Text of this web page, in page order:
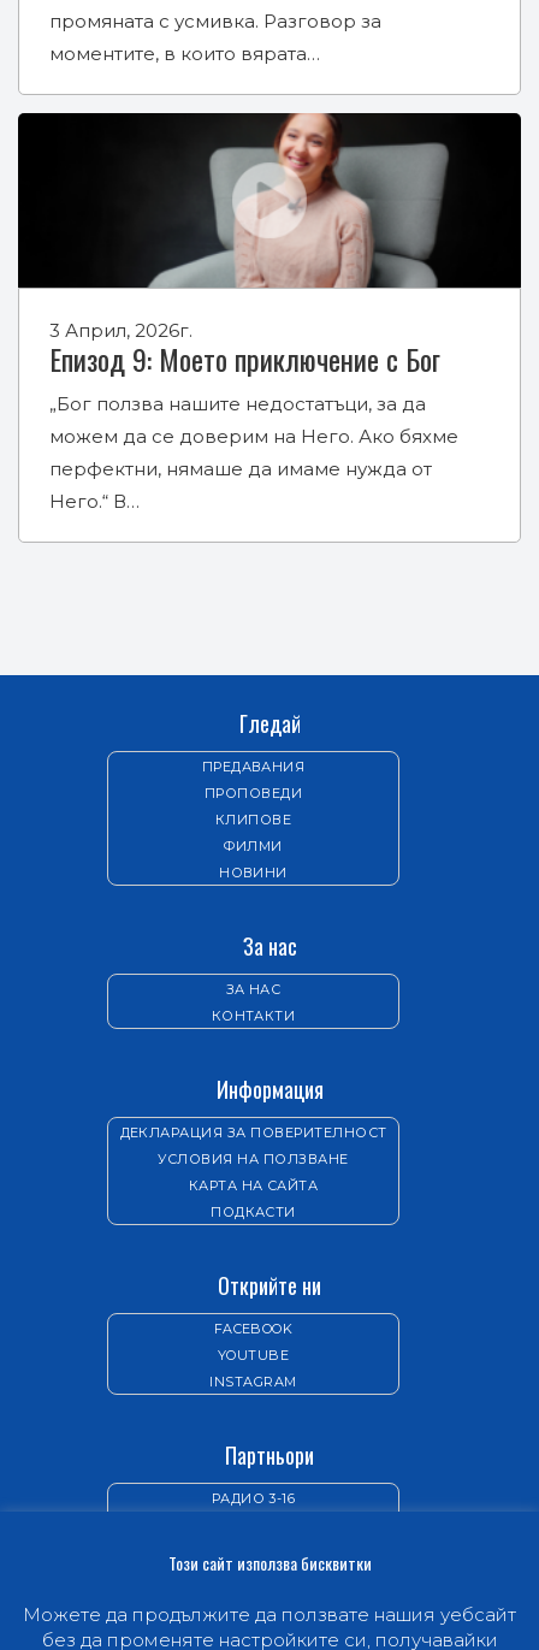
промяната с усмивка. Разговор за
моментите, в които вярата…
3 Април, 2026г.
Епизод 9: Моето приключение с Бог
„Бог ползва нашите недостатъци, за да
можем да се доверим на Него. Ако бяхме
перфектни, нямаше да имаме нужда от
Него.“ В…
Гледай
ПРЕДАВАНИЯ
ПРОПОВЕДИ
КЛИПОВЕ
ФИЛМИ
НОВИНИ
За нас
ЗА НАС
КОНТАКТИ
Информация
ДЕКЛАРАЦИЯ ЗА ПОВЕРИТЕЛНОСТ
УСЛОВИЯ НА ПОЛЗВАНЕ
КАРТА НА САЙТА
ПОДКАСТИ
Открийте ни
FACEBOOK
YOUTUBE
INSTAGRAM
Партньори
РАДИО 3-16
Този сайт използва бисквитки
Можете да продължите да ползвате нашия уебсайт
без да променяте настройките си, получавайки